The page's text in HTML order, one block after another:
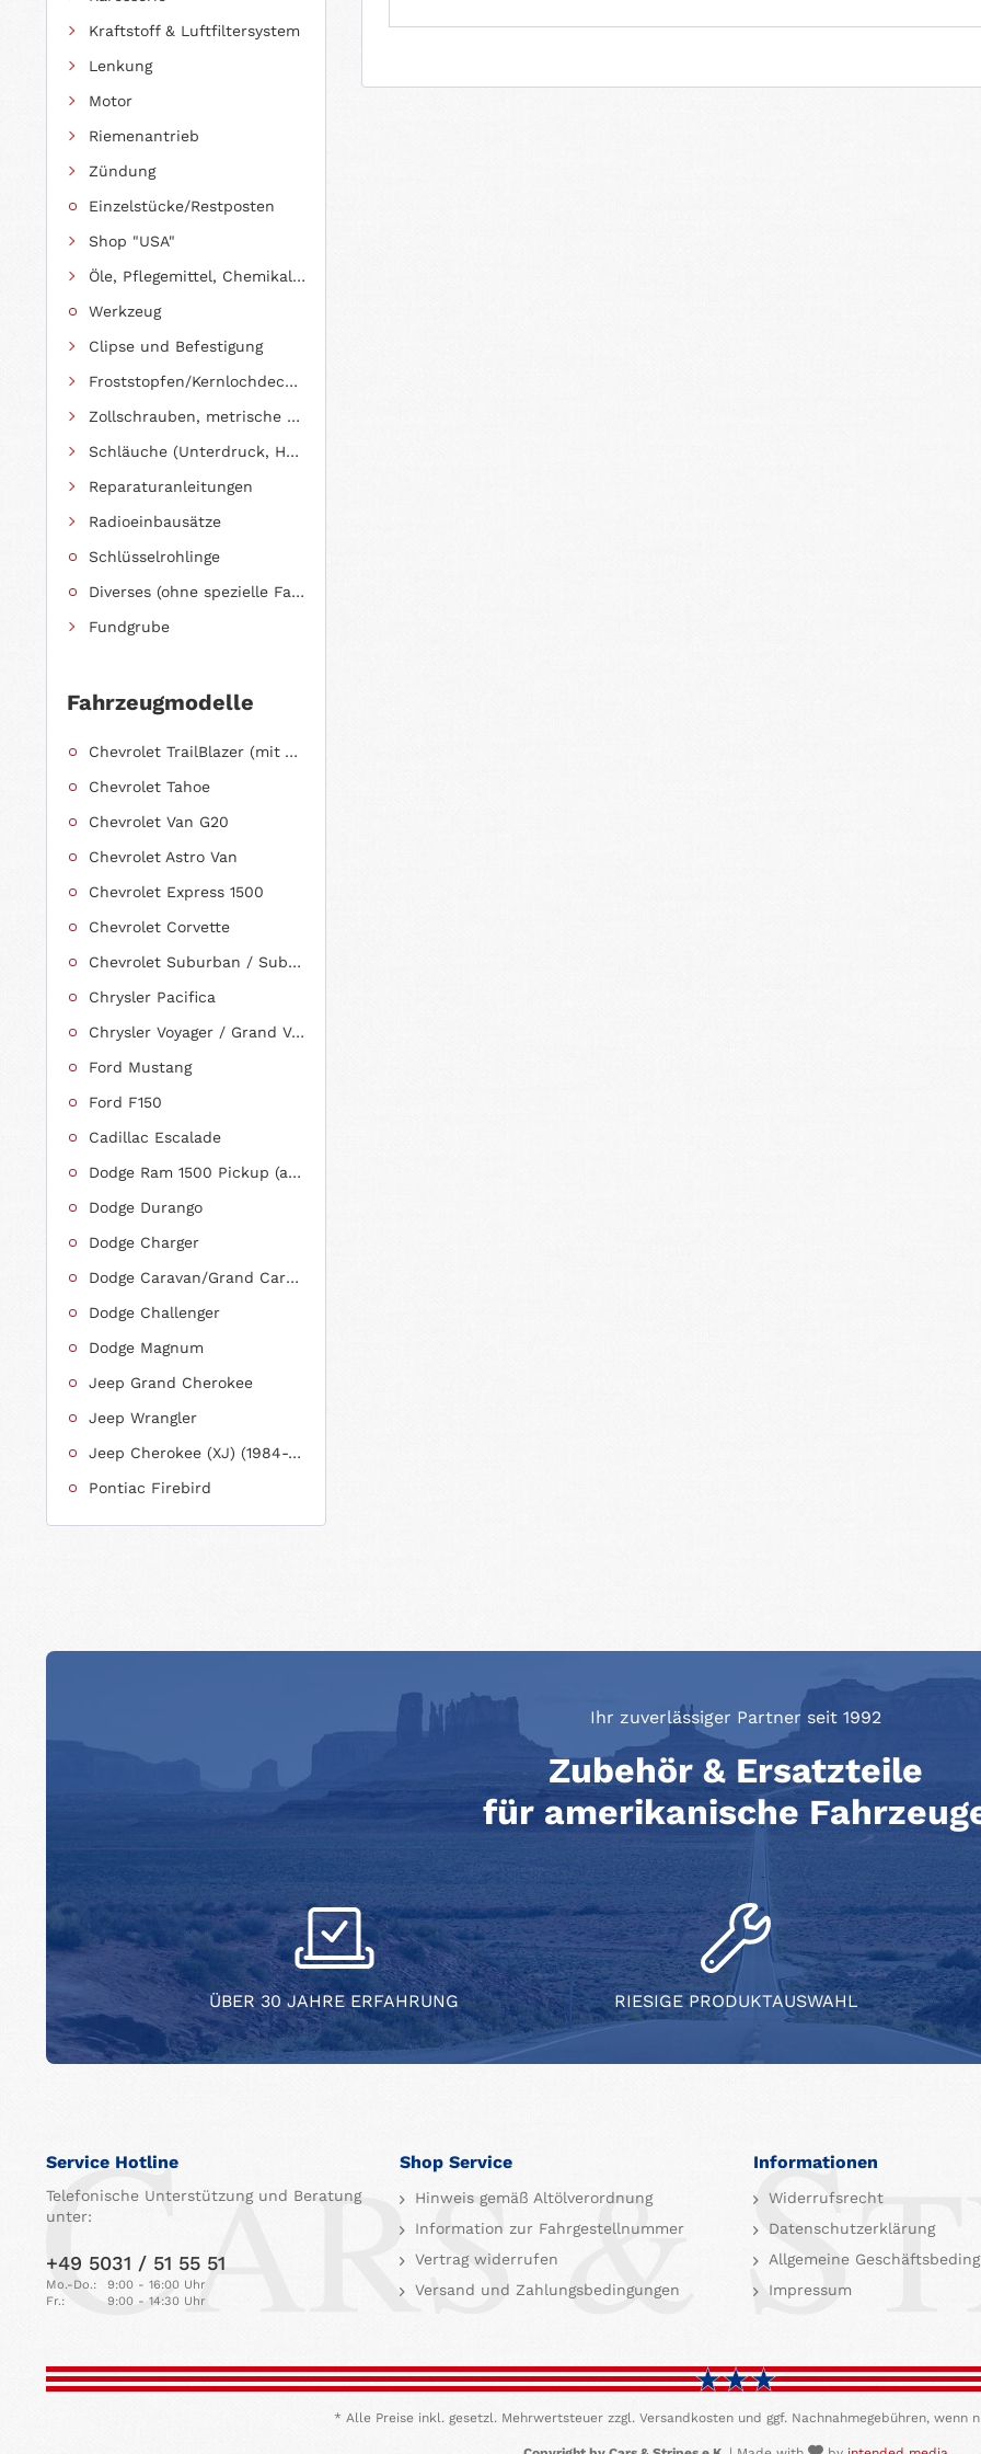
Kraftstoff & Luftfiltersystem
Lenkung
Motor
Riemenantrieb
Zündung
Einzelstücke/Restposten
Shop "USA"
Öle, Pflegemittel, Chemikalien und Additive
Werkzeug
Clipse und Befestigung
Froststopfen/Kernlochdeckel (nach Abmessung sortiert)
Zollschrauben, metrische Schauben, Stehbolzen
Schläuche (Unterdruck, Heizung, Kraftstoff usw.) und Zubehör
Reparaturanleitungen
Radioeinbausätze
Schlüsselrohlinge
Diverses (ohne spezielle Fahrzeugzuordnung)
Fundgrube
Fahrzeugmodelle
Chevrolet TrailBlazer (mit Allradantrieb)
Chevrolet Tahoe
Chevrolet Van G20
Chevrolet Astro Van
Chevrolet Express 1500
Chevrolet Corvette
Chevrolet Suburban / Suburban 1500
Chrysler Pacifica
Chrysler Voyager / Grand Voyager
Ford Mustang
Ford F150
Cadillac Escalade
Dodge Ram 1500 Pickup (ab 2011 siehe RAM)
Dodge Durango
Dodge Charger
Dodge Caravan/Grand Caravan
Dodge Challenger
Dodge Magnum
Jeep Grand Cherokee
Jeep Wrangler
Jeep Cherokee (XJ) (1984-2001)
Pontiac Firebird
Ihr zuverlässiger Partner seit 1992
Zubehör & Ersatzteile
für amerikanische
ÜBER 30 JAHRE ERFAHRUNG RIESIGE PRODUKTAUSWAHL
Service Hotline
Telefonische Unterstützung und Beratung
unter:
+49 5031 / 51 55 51
Mo.-Do.:
9:00 - 16:00 Uhr
Fr.:
9:00 - 14:30 Uhr
Shop Service
Hinweis gemäß Altölverordnung
Information zur Fahrgestellnummer
Vertrag widerrufen
Versand und Zahlungsbedingungen
Informationen
Widerrufsrecht
Datenschutzerklärung
Allgemeine
Impressum
* Alle Preise inkl. gesetzl. Mehrwertsteuer zzgl. Versandkosten und ggf. Nachnahmegebühren, wenn